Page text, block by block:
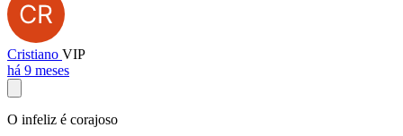
Cristiano VIP
há 9 meses
O infeliz é corajoso